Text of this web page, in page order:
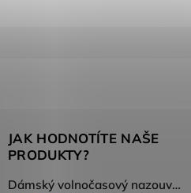
JAK HODNOTÍTE NAŠE
PRODUKTY?
Dámský volnočasový nazouvák ARDON®JUNO - růžová